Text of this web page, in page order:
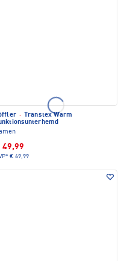
·
Transtex Warm
49,99
€ 69,99